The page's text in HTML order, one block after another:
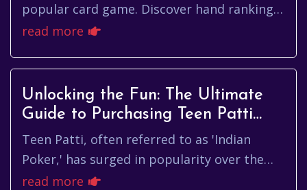
popular card game. Discover hand rankings,
strategies, and tips to win online games
read more
Unlocking the Fun: The Ultimate
Guide to Purchasing Teen Patti
Chips Officially
Teen Patti, often referred to as 'Indian
Poker,' has surged in popularity over the
years, thanks to its exciting gameplay and
read more